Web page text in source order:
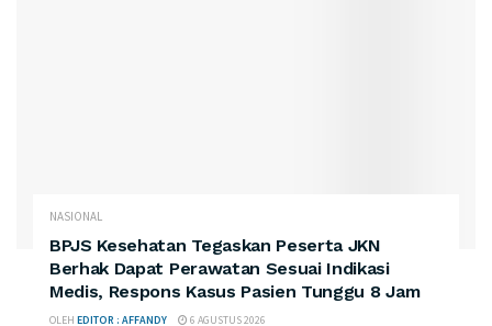
NASIONAL
BPJS Kesehatan Tegaskan Peserta JKN
Berhak Dapat Perawatan Sesuai Indikasi
Medis, Respons Kasus Pasien Tunggu 8 Jam
OLEH EDITOR : AFFANDY 6 AGUSTUS 2026